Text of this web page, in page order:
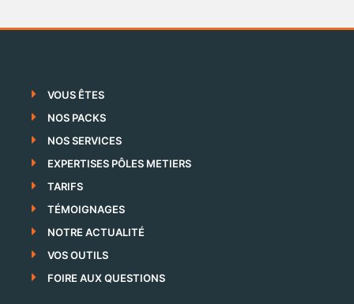
VOUS ÊTES
NOS PACKS
NOS SERVICES
EXPERTISES PÔLES METIERS
TARIFS
TÉMOIGNAGES
NOTRE ACTUALITÉ
VOS OUTILS
FOIRE AUX QUESTIONS